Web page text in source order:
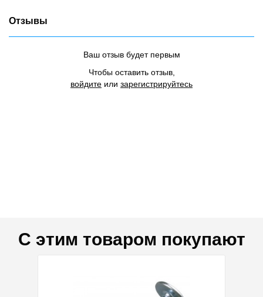
Отзывы
Ваш отзыв будет первым
Чтобы оставить отзыв,
войдите или зарегистрируйтесь
С этим товаром покупают